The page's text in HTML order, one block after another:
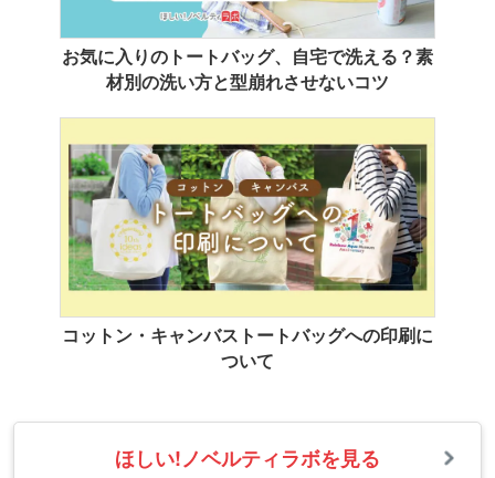
お気に入りのトートバッグ、自宅で洗える？素
材別の洗い方と型崩れさせないコツ
コットン・キャンバストートバッグへの印刷に
ついて
ほしい!ノベルティラボを見る